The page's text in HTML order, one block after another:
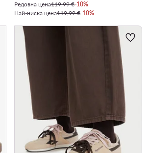
Редовна цена119,99 €-10%
Най-ниска цена119,99 €-10%